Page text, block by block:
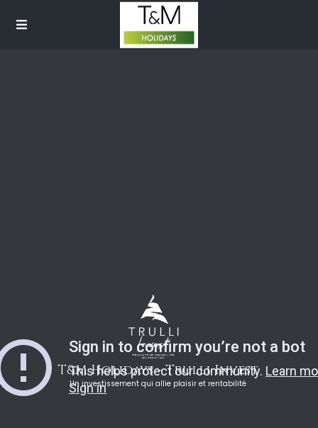
T&M Holidays - Trulli Invest
Un investissement qui allie plaisir et rentabilité